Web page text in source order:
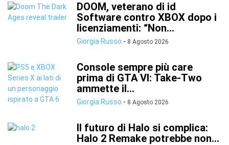
DOOM, veterano di id
Software contro XBOX dopo i
licenziamenti: “Non...
Giorgia Russo - 8 Agosto 2026
Console sempre più care
prima di GTA VI: Take-Two
ammette il...
Giorgia Russo - 8 Agosto 2026
Il futuro di Halo si complica:
Halo 2 Remake potrebbe non...